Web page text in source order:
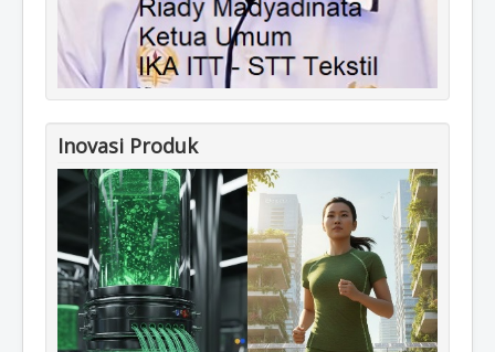
Inovasi Produk